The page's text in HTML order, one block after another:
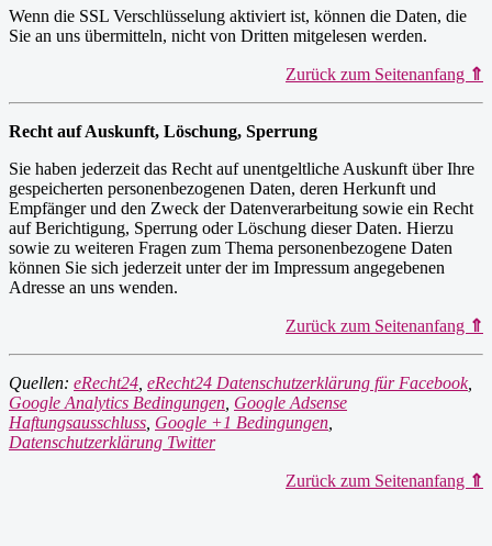
Wenn die SSL Verschlüsselung aktiviert ist, können die Daten, die
Sie an uns übermitteln, nicht von Dritten mitgelesen werden.
Zurück zum Seitenanfang ⇑
Recht auf Auskunft, Löschung, Sperrung
Sie haben jederzeit das Recht auf unentgeltliche Auskunft über Ihre
gespeicherten personenbezogenen Daten, deren Herkunft und
Empfänger und den Zweck der Datenverarbeitung sowie ein Recht
auf Berichtigung, Sperrung oder Löschung dieser Daten. Hierzu
sowie zu weiteren Fragen zum Thema personenbezogene Daten
können Sie sich jederzeit unter der im Impressum angegebenen
Adresse an uns wenden.
Zurück zum Seitenanfang ⇑
Quellen: eRecht24 eRecht24 Datenschutzerklärung für Facebook,
Google Analytics Bedingungen Google Adsense
Haftungsausschluss Google +1 Bedingungen
Datenschutzerklärung Twitter
Zurück zum Seitenanfang ⇑